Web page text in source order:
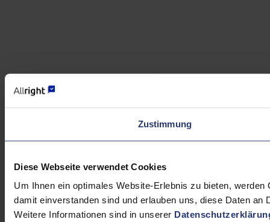
Zustimmung
Diese Webseite verwendet Cookies
Um Ihnen ein optimales Website-Erlebnis zu bieten,
damit einverstanden sind und erlauben uns, diese Daten
Weitere Informationen sind in unserer